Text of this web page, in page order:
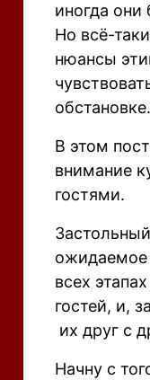
иногда
Но всё-
нюансы
обстановке.
В этом
внимание
гостями.
ожидаемое
всех
гостей, и,
их друг с
Начну с